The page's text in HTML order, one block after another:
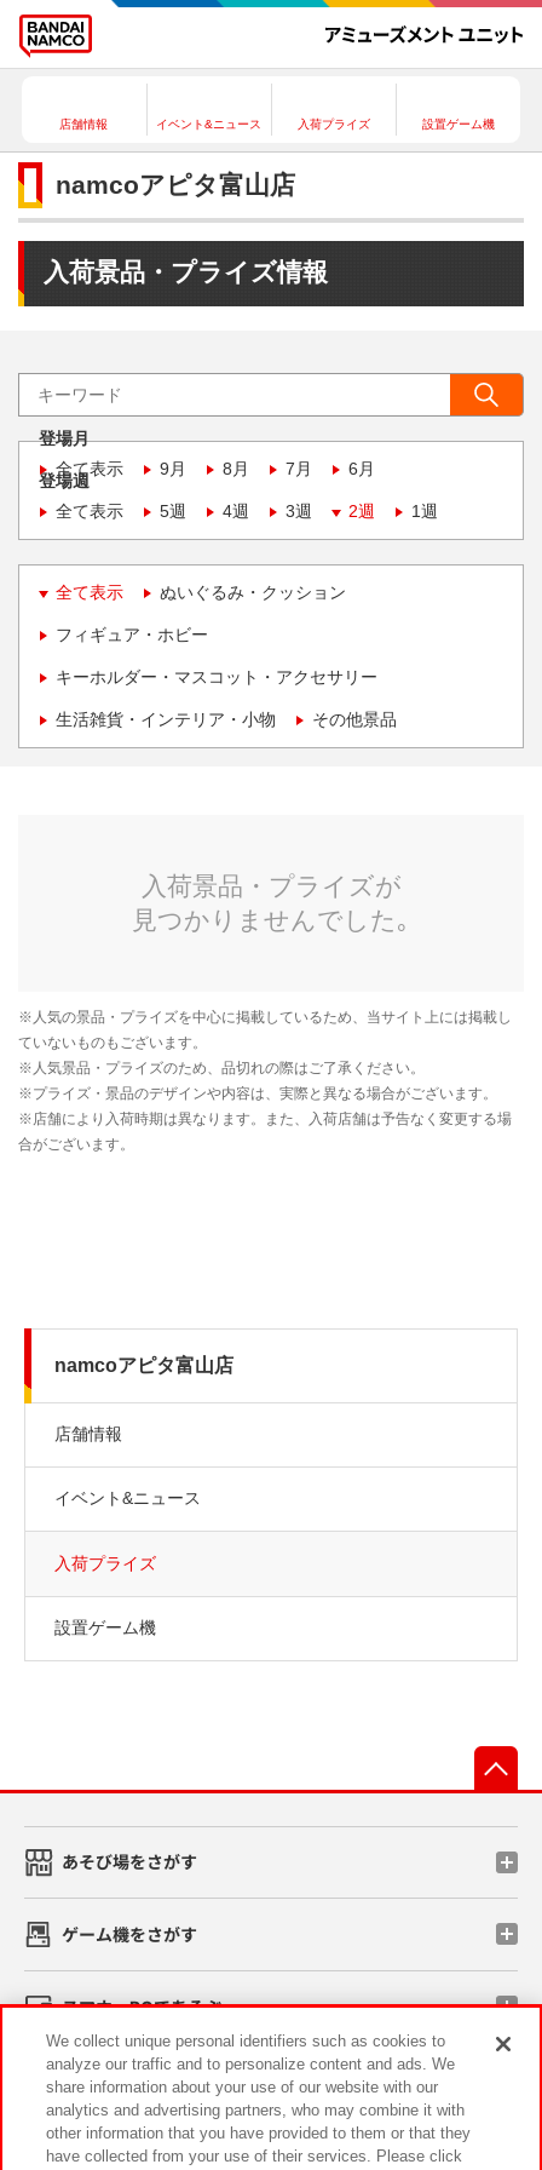
店舗情報 イベント&ニュース 入荷プライズ 設置ゲーム機
namcoアピタ富山店
入荷景品・プライズ情報
登場月
全て表示
9月 8月 7月 6月
登場週
全て表示
5週 4週 3週 2週 1週
全て表示 ぬいぐるみ・クッション
フィギュア・ホビー
キーホルダー・マスコット・アクセサリー
生活雑貨・インテリア・小物 その他景品
namcoアピタ富山店
店舗情報
イベント&ニュース
入荷プライズ
設置ゲーム機
あそび場をさがす
ゲーム機をさがす
スマホ・PCであそぶ
イベント・キャンペーン
We collect unique personal identifiers such as cookies to
analyze our traffic and to personalize content and ads. We
share information about your use of our website with our
analytics and advertising partners, who may combine it with
other information that you have provided to them or that they
have collected from your use of their services. Please click